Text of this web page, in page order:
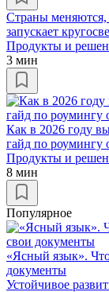
Страны меняются,
запускает
Продукты и
3 мин
Как в 2026 году
гайд по роумингу
Продукты и
8 мин
Популярное
«Ясный язык».
документы
Устойчивое